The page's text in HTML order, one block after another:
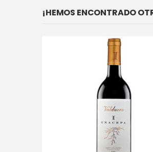
¡HEMOS ENCONTRADO